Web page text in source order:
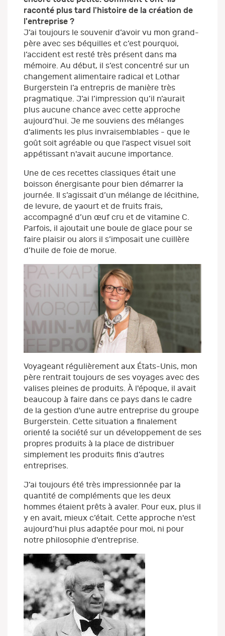
raconté plus tard l'histoire de la création de
l'entreprise ?
J’ai toujours le souvenir d’avoir vu mon grand-
père avec ses béquilles et c’est pourquoi,
l’accident est resté très présent dans ma
mémoire. Au début, il s’est concentré sur un
changement alimentaire radical et Lothar
Burgerstein l’a entrepris de manière très
pragmatique. J’ai l’impression qu’il n’aurait
plus aucune chance avec cette approche
aujourd’hui. Je me souviens des mélanges
d'aliments les plus invraisemblables - que le
goût soit agréable ou que l'aspect visuel soit
appétissant n'avait aucune importance.
Une de ces recettes classiques était une
boisson énergisante pour bien démarrer la
journée. Il s’agissait d’un mélange de lécithine,
de levure, de yaourt et de fruits frais,
accompagné d’un œuf cru et de vitamine C.
Parfois, il ajoutait une boule de glace pour se
faire plaisir ou alors il s’imposait une cuillère
d’huile de foie de morue.
Voyageant régulièrement aux États-Unis, mon
père rentrait toujours de ses voyages avec des
valises pleines de produits. À l'époque, il avait
beaucoup à faire dans ce pays dans le cadre
de la gestion d'une autre entreprise du groupe
Burgerstein. Cette situation a finalement
orienté la société sur un développement de ses
propres produits à la place de distribuer
simplement les produits finis d’autres
entreprises.
J’ai toujours été très impressionnée par la
quantité de compléments que les deux
hommes étaient prêts à avaler. Pour eux, plus il
y en avait, mieux c’était. Cette approche n'est
aujourd’hui plus adaptée pour moi, ni pour
notre philosophie d'entreprise.